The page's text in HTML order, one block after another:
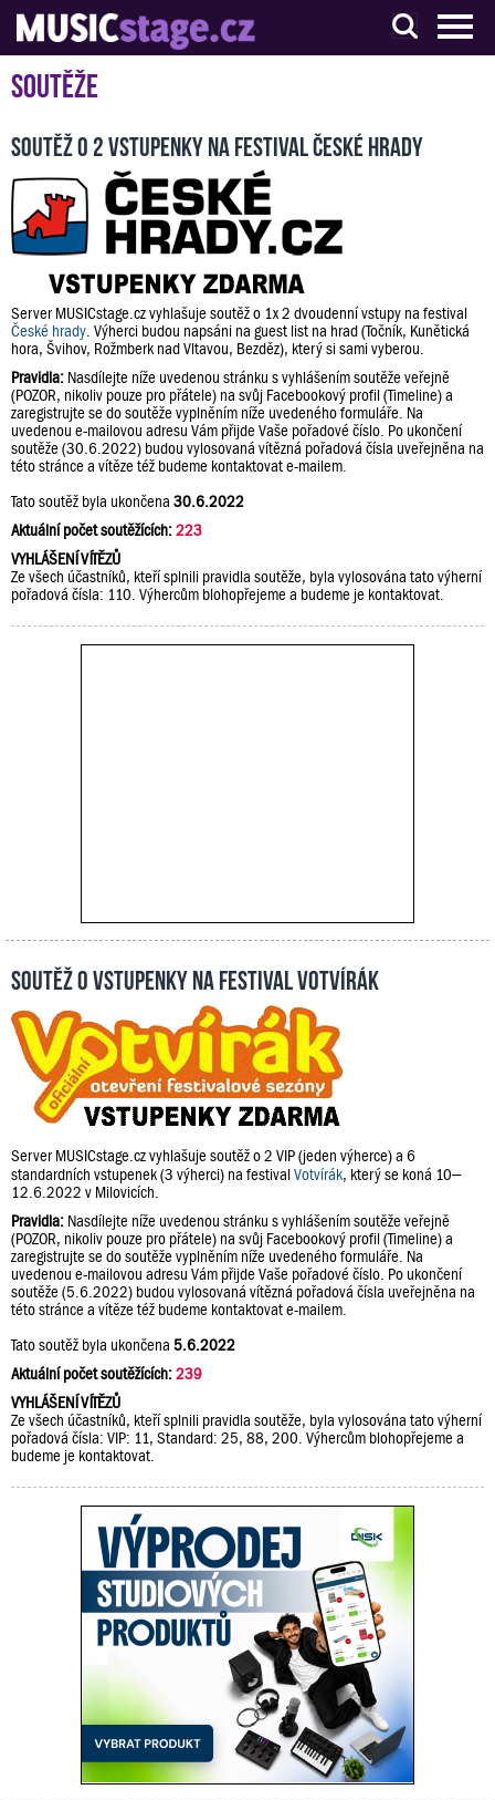
S muzikanty pro muzikanty
Soutěže
Soutěž o 2 vstupenky na festival České hrady
Server MUSICstage.cz vyhlašuje soutěž o 1x 2 dvoudenní vstupy na festival
České hrady . Výherci budou napsáni na guest list na hrad (Točník, Kunětická
hora, Švihov, Rožmberk nad Vltavou, Bezděz), který si sami vyberou.
Pravidla: Nasdílejte níže uvedenou stránku s vyhlášením soutěže veřejně
(POZOR, nikoliv pouze pro přátele) na svůj Facebookový profil (Timeline) a
zaregistrujte se do soutěže vyplněním níže uvedeného formuláře. Na
uvedenou e-mailovou adresu Vám přijde Vaše pořadové číslo. Po ukončení
soutěže (30.6.2022) budou vylosovaná vítězná pořadová čísla uveřejněna na
této stránce a vítěze též budeme kontaktovat e-mailem.
Tato soutěž byla ukončena 30.6.2022
Aktuální počet soutěžících:223
VYHLÁŠENÍ VÍTĚZŮ
Ze všech účastníků, kteří splnili pravidla soutěže, byla vylosována tato výherní
pořadová čísla: 110. Výhercům blohopřejeme a budeme je kontaktovat.
Soutěž o vstupenky na festival Votvírák
Server MUSICstage.cz vyhlašuje soutěž o 2 VIP (jeden výherce) a 6
standardních vstupenek (3 výherci) na festivalVotvírák, který se koná 10–
12.6.2022 v Milovicích.
Pravidla: Nasdílejte níže uvedenou stránku s vyhlášením soutěže veřejně
(POZOR, nikoliv pouze pro přátele) na svůj Facebookový profil (Timeline) a
zaregistrujte se do soutěže vyplněním níže uvedeného formuláře. Na
uvedenou e-mailovou adresu Vám přijde Vaše pořadové číslo. Po ukončení
soutěže (5.6.2022) budou vylosovaná vítězná pořadová čísla uveřejněna na
této stránce a vítěze též budeme kontaktovat e-mailem.
Tato soutěž byla ukončena 5.6.2022
Aktuální počet soutěžících:239
VYHLÁŠENÍ VÍTĚZŮ
Ze všech účastníků, kteří splnili pravidla soutěže, byla vylosována tato výherní
pořadová čísla: VIP: 11, Standard: 25, 88, 200. Výhercům blohopřejeme a
budeme je kontaktovat.